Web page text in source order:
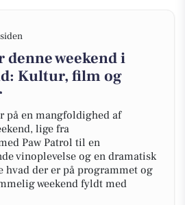
denne weekend i
Kultur, film og
på en mangfoldighed af
lige fra
Paw Patrol til en
vinoplevelse og en dramatisk
hvad der er på programmet og
weekend fyldt med